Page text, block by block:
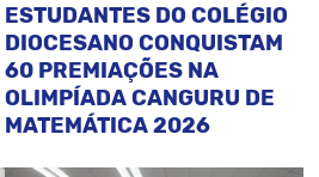
ESTUDANTES DO COLÉGIO
DIOCESANO CONQUISTAM
60 PREMIAÇÕES NA
OLIMPÍADA CANGURU DE
MATEMÁTICA 2026